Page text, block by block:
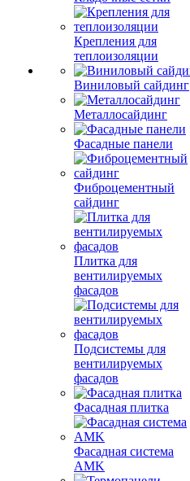
Крепления для
теплоизоляции
Виниловый сайдинг
Металлосайдинг
Фасадные панели
Фиброцементный
сайдинг
Плитка для
вентилируемых
фасадов
Подсистемы для
вентилируемых
фасадов
Фасадная плитка
Фасадная система
AMK